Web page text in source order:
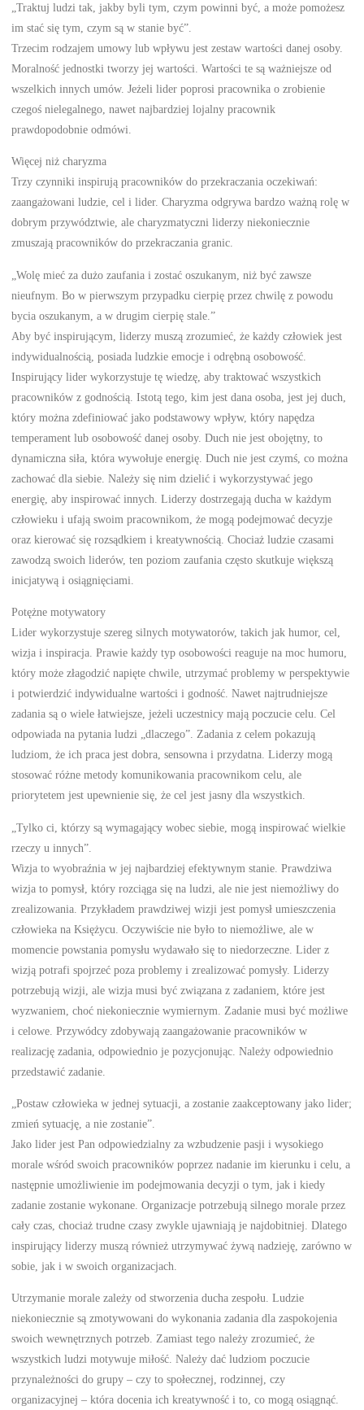
„Traktuj ludzi tak, jakby byli tym, czym powinni być, a może pomożesz
im stać się tym, czym są w stanie być”.
Trzecim rodzajem umowy lub wpływu jest zestaw wartości danej osoby.
Moralność jednostki tworzy jej wartości. Wartości te są ważniejsze od
wszelkich innych umów. Jeżeli lider poprosi pracownika o zrobienie
czegoś nielegalnego, nawet najbardziej lojalny pracownik
prawdopodobnie odmówi.
Więcej niż charyzma
Trzy czynniki inspirują pracowników do przekraczania oczekiwań:
zaangażowani ludzie, cel i lider. Charyzma odgrywa bardzo ważną rolę w
dobrym przywództwie, ale charyzmatyczni liderzy niekoniecznie
zmuszają pracowników do przekraczania granic.
„Wolę mieć za dużo zaufania i zostać oszukanym, niż być zawsze
nieufnym. Bo w pierwszym przypadku cierpię przez chwilę z powodu
bycia oszukanym, a w drugim cierpię stale.”
Aby być inspirującym, liderzy muszą zrozumieć, że każdy człowiek jest
indywidualnością, posiada ludzkie emocje i odrębną osobowość.
Inspirujący lider wykorzystuje tę wiedzę, aby traktować wszystkich
pracowników z godnością. Istotą tego, kim jest dana osoba, jest jej duch,
który można zdefiniować jako podstawowy wpływ, który napędza
temperament lub osobowość danej osoby. Duch nie jest obojętny, to
dynamiczna siła, która wywołuje energię. Duch nie jest czymś, co można
zachować dla siebie. Należy się nim dzielić i wykorzystywać jego
energię, aby inspirować innych. Liderzy dostrzegają ducha w każdym
człowieku i ufają swoim pracownikom, że mogą podejmować decyzje
oraz kierować się rozsądkiem i kreatywnością. Chociaż ludzie czasami
zawodzą swoich liderów, ten poziom zaufania często skutkuje większą
inicjatywą i osiągnięciami.
Potężne motywatory
Lider wykorzystuje szereg silnych motywatorów, takich jak humor, cel,
wizja i inspiracja. Prawie każdy typ osobowości reaguje na moc humoru,
który może złagodzić napięte chwile, utrzymać problemy w perspektywie
i potwierdzić indywidualne wartości i godność. Nawet najtrudniejsze
zadania są o wiele łatwiejsze, jeżeli uczestnicy mają poczucie celu. Cel
odpowiada na pytania ludzi „dlaczego”. Zadania z celem pokazują
ludziom, że ich praca jest dobra, sensowna i przydatna. Liderzy mogą
stosować różne metody komunikowania pracownikom celu, ale
priorytetem jest upewnienie się, że cel jest jasny dla wszystkich.
„Tylko ci, którzy są wymagający wobec siebie, mogą inspirować wielkie
rzeczy u innych”.
Wizja to wyobraźnia w jej najbardziej efektywnym stanie. Prawdziwa
wizja to pomysł, który rozciąga się na ludzi, ale nie jest niemożliwy do
zrealizowania. Przykładem prawdziwej wizji jest pomysł umieszczenia
człowieka na Księżycu. Oczywiście nie było to niemożliwe, ale w
momencie powstania pomysłu wydawało się to niedorzeczne. Lider z
wizją potrafi spojrzeć poza problemy i zrealizować pomysły. Liderzy
potrzebują wizji, ale wizja musi być związana z zadaniem, które jest
wyzwaniem, choć niekoniecznie wymiernym. Zadanie musi być możliwe
i celowe. Przywódcy zdobywają zaangażowanie pracowników w
realizację zadania, odpowiednio je pozycjonując. Należy odpowiednio
przedstawić zadanie.
„Postaw człowieka w jednej sytuacji, a zostanie zaakceptowany jako lider;
zmień sytuację, a nie zostanie”.
Jako lider jest Pan odpowiedzialny za wzbudzenie pasji i wysokiego
morale wśród swoich pracowników poprzez nadanie im kierunku i celu, a
następnie umożliwienie im podejmowania decyzji o tym, jak i kiedy
zadanie zostanie wykonane. Organizacje potrzebują silnego morale przez
cały czas, chociaż trudne czasy zwykle ujawniają je najdobitniej. Dlatego
inspirujący liderzy muszą również utrzymywać żywą nadzieję, zarówno w
sobie, jak i w swoich organizacjach.
Utrzymanie morale zależy od stworzenia ducha zespołu. Ludzie
niekoniecznie są zmotywowani do wykonania zadania dla zaspokojenia
swoich wewnętrznych potrzeb. Zamiast tego należy zrozumieć, że
wszystkich ludzi motywuje miłość. Należy dać ludziom poczucie
przynależności do grupy – czy to społecznej, rodzinnej, czy
organizacyjnej – która docenia ich kreatywność i to, co mogą osiągnąć.